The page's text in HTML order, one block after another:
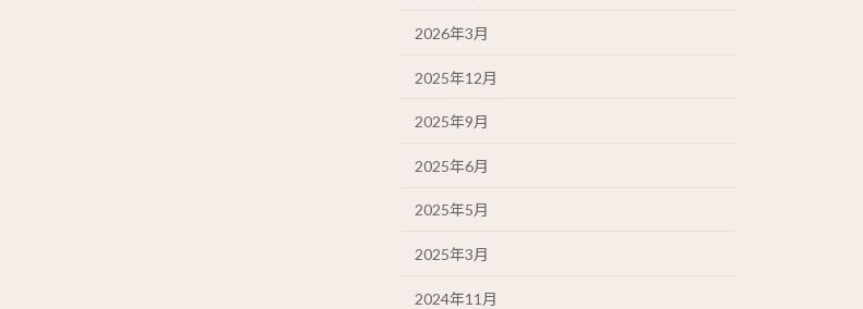
2026年3月
2025年12月
2025年9月
2025年6月
2025年5月
2025年3月
2024年11月